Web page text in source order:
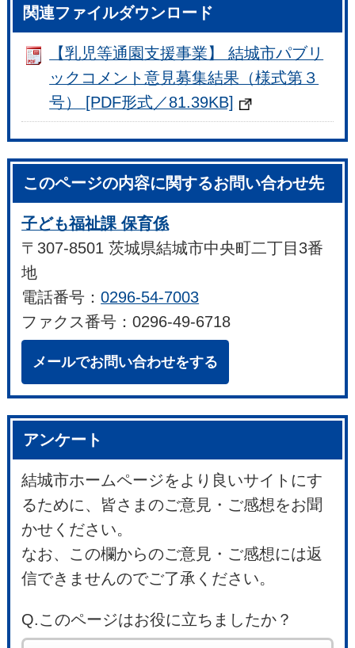
関連ファイルダウンロード
【乳児等通園支援事業】 結城市パブリ
ックコメント意見募集結果（様式第３
号） [PDF形式／81.39KB]
このページの内容に関するお問い合わせ先
子ども福祉課 保育係
〒307-8501 茨城県結城市中央町二丁目3番
地
電話番号：0296-54-7003
ファクス番号：0296-49-6718
メールでお問い合わせをする
アンケート
結城市ホームページをより良いサイトにす
るために、皆さまのご意見・ご感想をお聞
かせください。
なお、この欄からのご意見・ご感想には返
信できませんのでご了承ください。
Q.このページはお役に立ちましたか？